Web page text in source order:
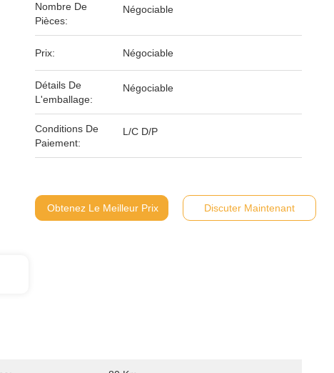
Nombre De
Pièces:
Négociable
Prix: Négociable
Détails De
L'emballage:
Négociable
Conditions De
Paiement:
L/C D/P
Obtenez Le Meilleur Prix Discuter Maintenant